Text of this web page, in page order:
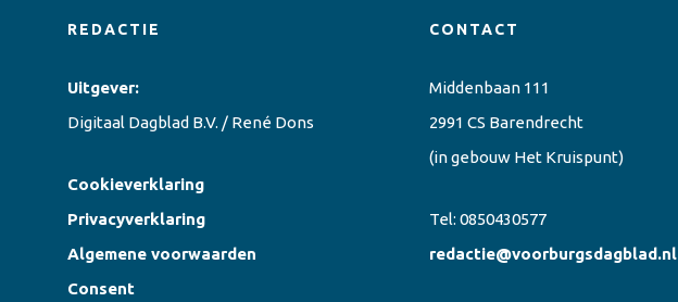
REDACTIE
Uitgever:
Digitaal Dagblad B.V. / René Dons
Cookieverklaring
Privacyverklaring
Algemene voorwaarden
Consent
CONTACT
Middenbaan 111
2991 CS Barendrecht
(in gebouw Het Kruispunt)
Tel: 0850430577
redactie@voorburgsdagblad.nl